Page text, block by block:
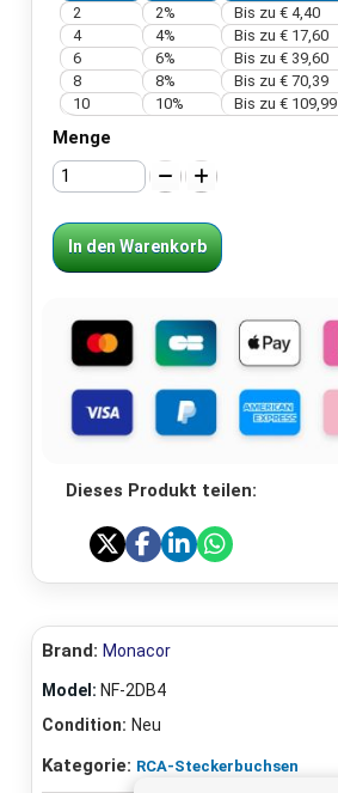
2
2% Bis zu € 4,40
4
4% Bis zu € 17,60
6
6% Bis zu € 39,60
8
8% Bis zu € 70,39
10
10% Bis zu € 109,99
Menge
In den Warenkorb
Dieses Produkt teilen:
Brand: Monacor
Model: NF-2DB4
Condition: Neu
Kategorie: RCA-Steckerbuchsen